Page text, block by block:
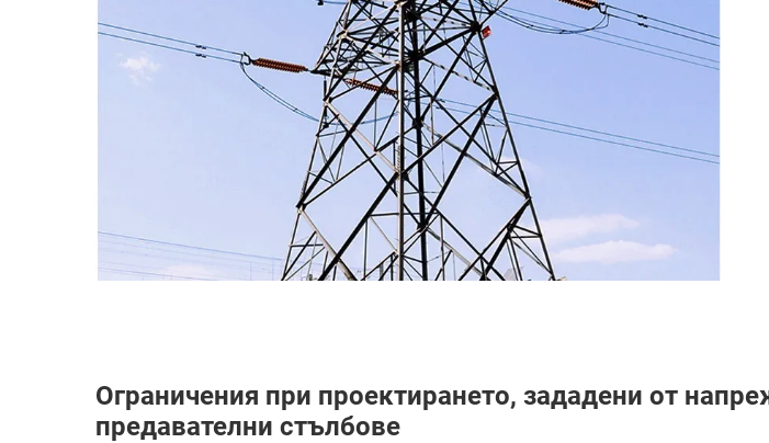
Ограничения при проектирането, зададени от
предавателни стълбове